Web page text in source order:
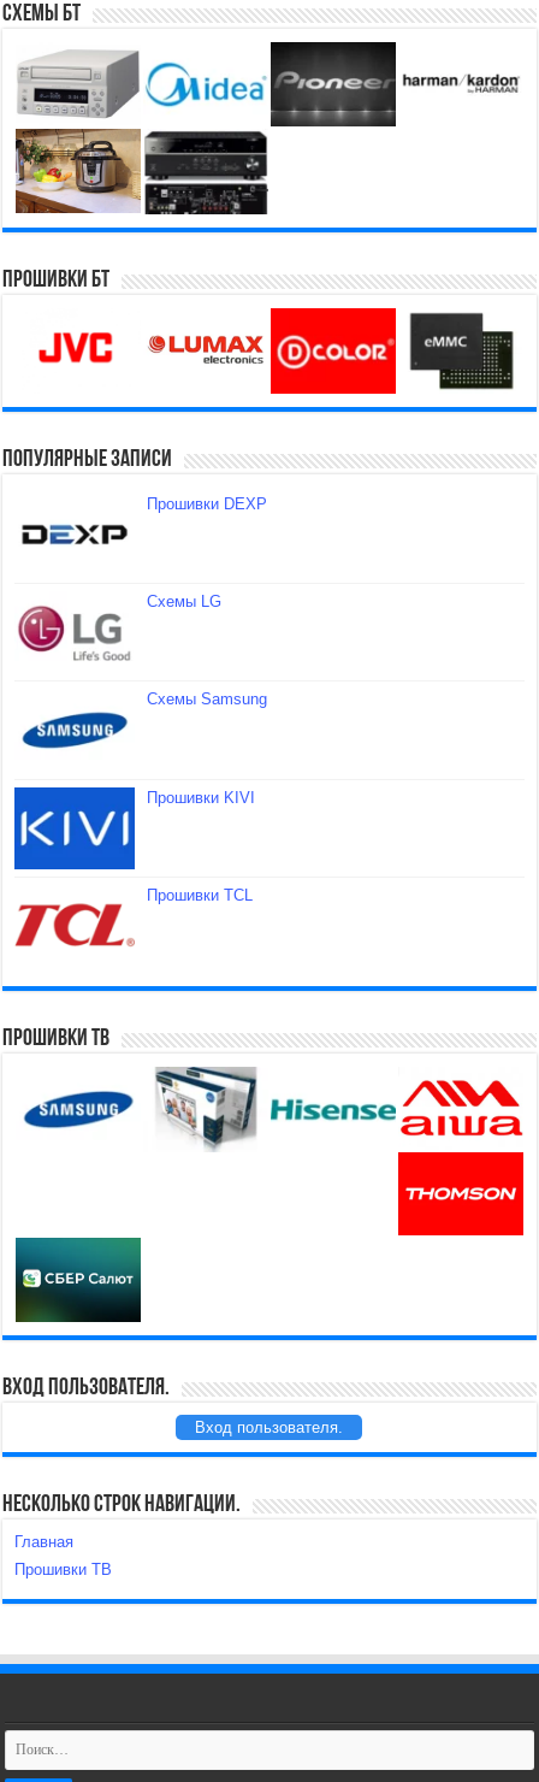
Схемы БТ
Прошивки БТ
Популярные записи
Прошивки DEXP
Схемы LG
Схемы Samsung
Прошивки KIVI
Прошивки TCL
Прошивки ТВ
Вход пользователя.
Вход пользователя.
Несколько строк навигации.
Главная
Прошивки ТВ